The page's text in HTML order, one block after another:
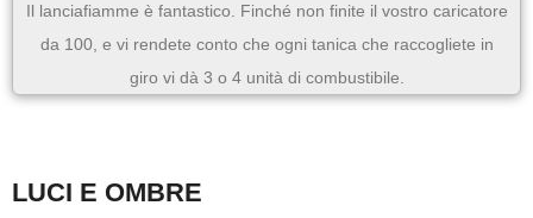
Il lanciafiamme è fantastico. Finché non finite il vostro caricatore
da 100, e vi rendete conto che ogni tanica che raccogliete in
giro vi dà 3 o 4 unità di combustibile.
LUCI E OMBRE